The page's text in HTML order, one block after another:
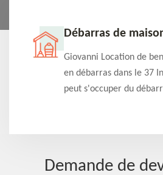
Débarras de
Giovanni Location de
en débarras dans le 37
peut s'occuper du
Demande de